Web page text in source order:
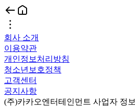
회사 소개
이용약관
개인정보처리방침
청소년보호정책
고객센터
공지사항
(주)카카오엔터테인먼트 사업자 정보